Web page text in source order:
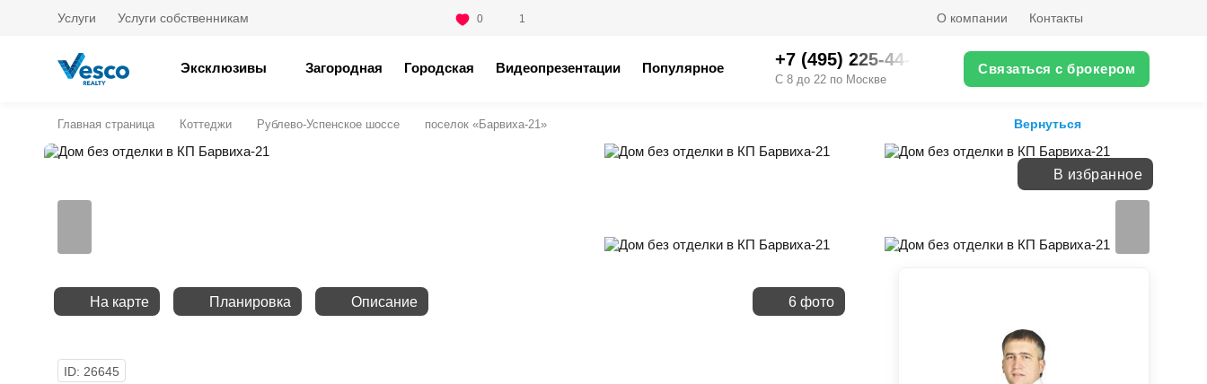
Услуги Услуги собственникам 0 1 О компании Контакты
Эксклюзивы Загородная Городская Видеопрезентации Популярное +7 (495) 225-44-XX
С 8 до 22 по Москве
Связаться с брокером
Главная страница Коттеджи Рублево-Успенское шоссе поселок «Барвиха-21» Вернуться
В избранное
На карте Планировка Описание 6 фото
ID: 26645